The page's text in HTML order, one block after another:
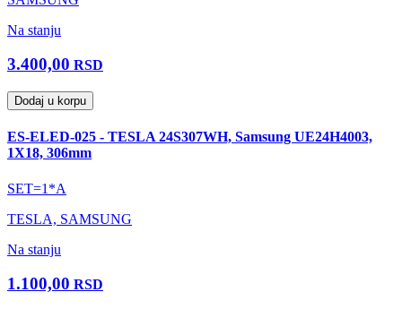
Na stanju
3.400,00 RSD
Dodaj u korpu
ES-ELED-025 - TESLA 24S307WH, Samsung UE24H4003,
1X18, 306mm
SET=1*A
TESLA, SAMSUNG
Na stanju
1.100,00 RSD